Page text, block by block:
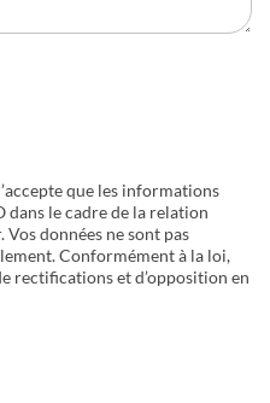
que les informations
dans le cadre de la relation
données ne sont pas
Conformément à la loi,
rectifications et d’opposition en